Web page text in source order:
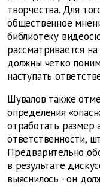
творчества. Для
общественное
библиотеку
рассматривается
должны четко
наступать
Шувалов также
определения
отработать размер
ответственности,
Предварительно
в результате
выяснилось - он